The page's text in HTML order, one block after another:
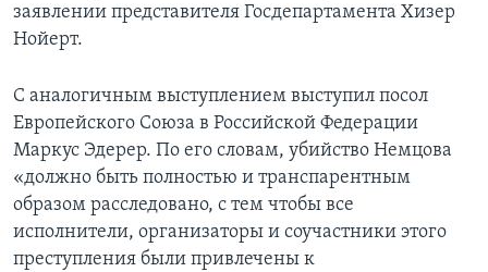
заявлении представителя Госдепартамента Хизер
Нойерт.
С аналогичным выступлением выступил посол
Европейского Союза в Российской Федерации
Маркус Эдерер. По его словам, убийство Немцова
«должно быть полностью и транспарентным
образом расследовано, с тем чтобы все
исполнители, организаторы и соучастники этого
преступления были привлечены к